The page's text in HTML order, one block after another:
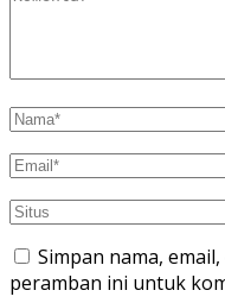
Simpan nama,
peramban ini untuk